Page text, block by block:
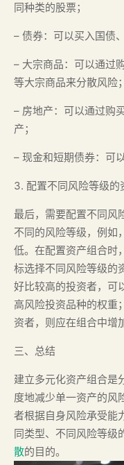
同种类的股票；
– 债券：可以买入国债
– 大宗商品：可以通过
等大宗商品来分散风险；
– 房地产：可以通过购
产；
– 现金和短期债券：可
3. 配置不同风险等级的
最后，需要配置不同风
不同的风险等级，例如
低。在配置资产组合时
标选择不同风险等级的
好比较高的投资者，可
高风险投资品种的权重
资者，则应在组合中增
三、总结
建立多元化资产组合是
度地减少单一资产的风
者根据自身风险承受能
同类型、不同风险等级
散的目的。